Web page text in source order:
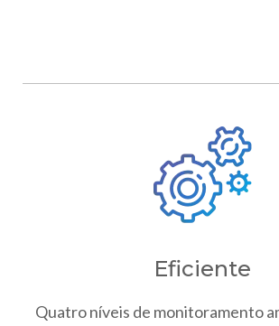
Eficiente
Quatro níveis de monitoramento